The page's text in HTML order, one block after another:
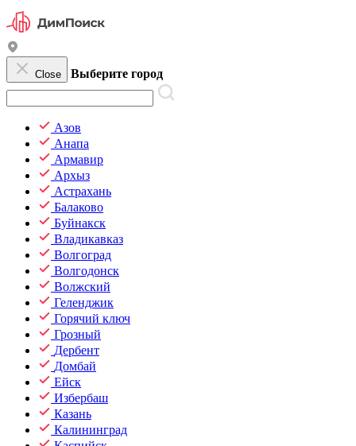
Close Выберите город
Азов
Анапа
Армавир
Архыз
Астрахань
Балаково
Буйнакск
Владикавказ
Волгоград
Волгодонск
Волжский
Геленджик
Горячий ключ
Грозный
Дербент
Домбай
Ейск
Избербаш
Казань
Калининград